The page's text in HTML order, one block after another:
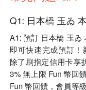
Q1: 日本橋 玉ゐ
A1: 預訂 日本橋 玉ゐ
即可快速完成預訂！
除了刷指定信用卡享
3% 無上限 Fun 幣回
Fun 幣回饋，會員等